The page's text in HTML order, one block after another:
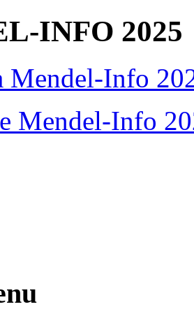
INFO 2025
Mendel-Info
Mendel-Info